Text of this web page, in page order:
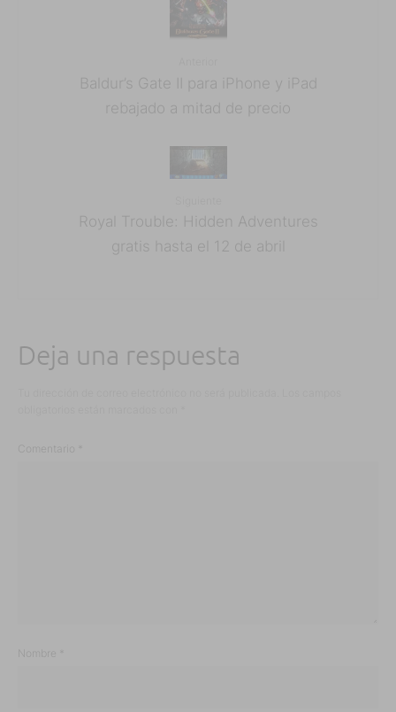
Baldur’s Gate II para iPhone y iPad
rebajado a mitad de precio
Royal Trouble: Hidden Adventures
gratis hasta el 12 de abril
Deja una respuesta
Comentario
Nombre